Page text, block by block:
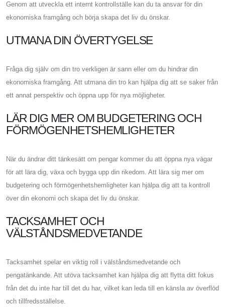
Genom att utveckla ett internt kontrollställe kan du ta ansvar för din
ekonomiska framgång och börja skapa det liv du önskar.
UTMANA DIN ÖVERTYGELSE
Fråga dig själv om din tro verkligen är sann eller om du hindrar din
ekonomiska framgång. Att utmana din tro kan hjälpa dig att se saker från
ett annat perspektiv och öppna upp för nya möjligheter.
LÄR DIG MER OM BUDGETERING OCH
FÖRMÖGENHETSHEMLIGHETER
När du ändrar ditt tänkesätt om pengar kommer du att öppna nya vägar
för att lära dig, växa och bygga upp din rikedom. Att lära sig mer om
budgetering och förmögenhetshemligheter kan hjälpa dig att ta kontroll
över din ekonomi och skapa det liv du önskar.
TACKSAMHET OCH
VÄLSTÅNDSMEDVETANDE
Tacksamhet spelar en viktig roll i välståndsmedvetande och
pengatänkande. Att utöva tacksamhet kan hjälpa dig att flytta ditt fokus
från det du inte har till det du har, vilket kan leda till en känsla av överflöd
och tillfredsställelse.